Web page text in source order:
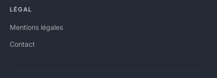
LÉGAL
Mentions légales
Contact